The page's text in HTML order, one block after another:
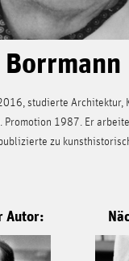
studierte Architektur,
Promotion 1987. Er
zu
Autor: